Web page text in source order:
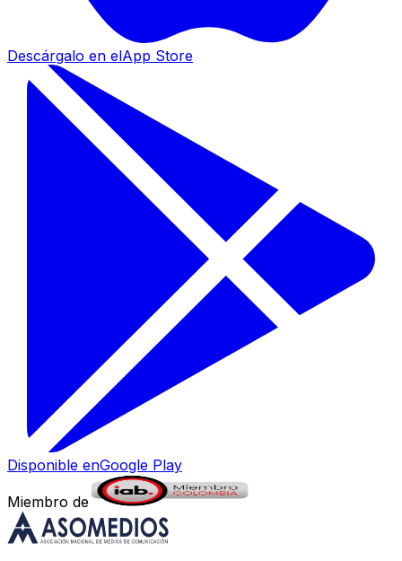
Descárgalo en elApp Store
Disponible enGoogle Play
Miembro de